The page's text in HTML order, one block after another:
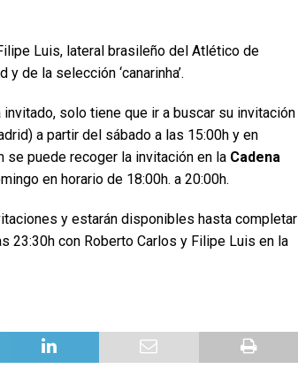
Luis, lateral brasileño del Atlético de
de la selección ‘canarinha’.
solo tiene que ir a buscar su invitación
a partir del sábado a las 15:00h y en
se puede recoger la invitación en la Cadena
en horario de 18:00h. a 20:00h.
y estarán disponibles hasta completar
23:30h con Roberto Carlos y Filipe Luis en la